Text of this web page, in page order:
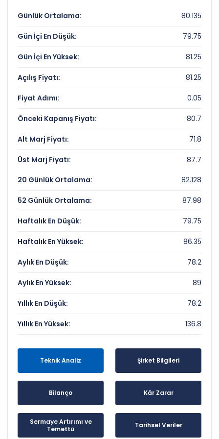
TUMOSAN MOTOR VE TRAKTOR
Değerleme Çarpanları
Fiyat/Kazanç (F/K):
Veri Yok
Piyasa Değeri/Defter Değeri (PD/DD):
0.59
TUMOSAN MOTOR VE TRAKTOR Rekorlar
ve Önemli Seviyeler
Bugün Gördüğü En Yüksek Fiyat:
81.25 TL
Son 1 Yılın Zirvesi:
136.8 TL
Son 1 Yılın Dibi:
78.2 TL
Günlük Ortalama: 80.135
Gün İçi En Düşük: 79.75
Gün İçi En Yüksek: 81.25
Açılış Fiyatı: 81.25
Fiyat Adımı: 0.05
Önceki Kapanış Fiyatı: 80.7
Alt Marj Fiyatı: 71.8
Üst Marj Fiyatı: 87.7
20 Günlük Ortalama: 82.128
52 Günlük Ortalama: 87.98
Haftalık En Düşük: 79.75
Haftalık En Yüksek: 86.35
Aylık En Düşük: 78.2
Aylık En Yüksek: 89
Yıllık En Düşük: 78.2
Yıllık En Yüksek: 136.8
Teknik Analiz Şirket Bilgileri
Bilanço Kâr Zarar
Sermaye Artırımı ve
Temettü
Tarihsel Veriler